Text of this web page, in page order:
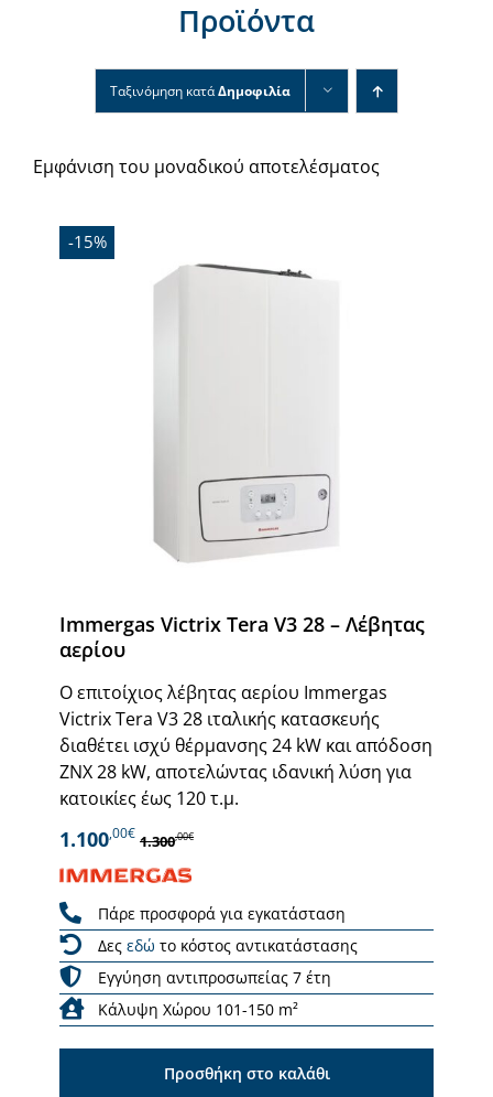
Επικοινωνία
Προϊόντα
Ταξινόμηση κατάΔημοφιλία
Εμφάνιση του μοναδικού αποτελέσματος
-15%
Immergas Victrix Tera V3 28 – Λέβητας
αερίου
Ο επιτοίχιος λέβητας αερίου Immergas
Victrix Tera V3 28 ιταλικής κατασκευής
διαθέτει ισχύ θέρμανσης 24 kW και απόδοση
ΖΝΧ 28 kW, αποτελώντας ιδανική λύση για
κατοικίες έως 120 τ.μ.
1.100,00€ 1.300,00€
Πάρε προσφορά για εγκατάσταση
Δες εδώ το κόστος αντικατάστασης
Εγγύηση αντιπροσωπείας 7 έτη
Κάλυψη Χώρου 101-150 m²
Προσθήκη στο καλάθι